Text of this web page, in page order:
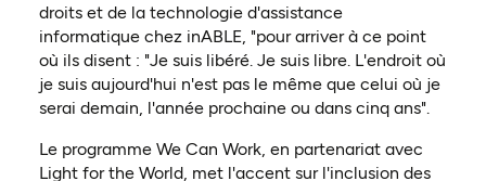
droits et de la technologie d'assistance
informatique chez inABLE, "pour arriver à ce point
où ils disent : "Je suis libéré. Je suis libre. L'endroit où
je suis aujourd'hui n'est pas le même que celui où je
serai demain, l'année prochaine ou dans cinq ans".
Le programme We Can Work, en partenariat avec
Light for the World, met l'accent sur l'inclusion des